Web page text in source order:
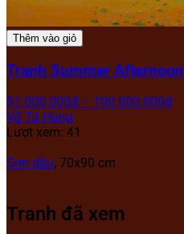
Thêm vào giỏ
Tranh Summer Afternoon
51.000.000₫ – 100.000.000₫
Võ Tá Hùng
Lượt xem: 41
Sơn dầu, 70x90 cm
Tranh đã xem